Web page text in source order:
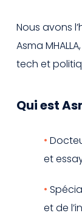
Nous avons
Asma
tech et
Qui est
et
et de